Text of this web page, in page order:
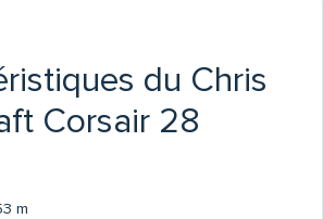
du Chris
Corsair 28
m